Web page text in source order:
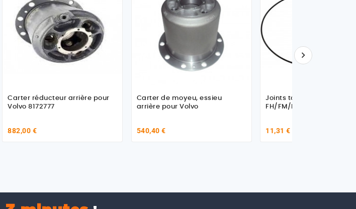
Carter réducteur arrière pour
Volvo 8172777
882,00 €
Carter de moyeu, essieu
arrière pour Volvo
540,40 €
Joints torique x10 pour
FH/FM/FMX/NH
11,31 €
